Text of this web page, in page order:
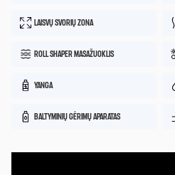
LAISVŲ SVORIŲ ZONA
ROLL SHAPER MASAŽUOKLIS
YANGA
BALTYMINIŲ GĖRIMŲ APARATAS